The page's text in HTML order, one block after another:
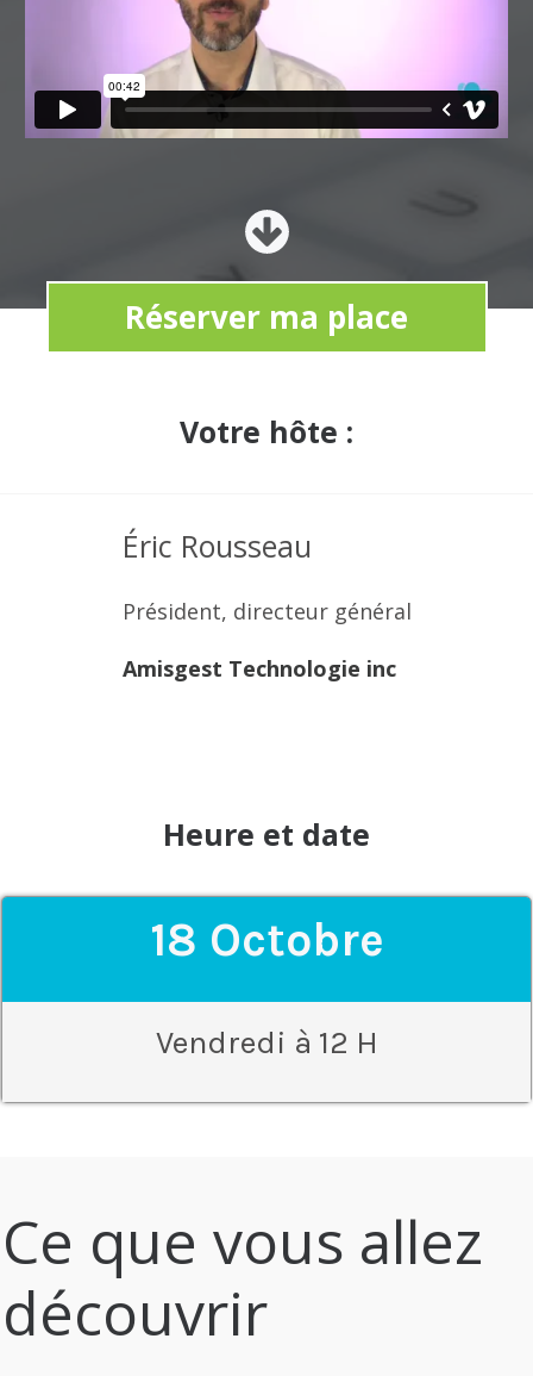
Réserver ma place
Votre hôte :
Éric Rousseau
Président, directeur général
Amisgest Technologie inc
Heure et date
18 Octobre
Vendredi à 12 H
Ce que vous allez
découvrir